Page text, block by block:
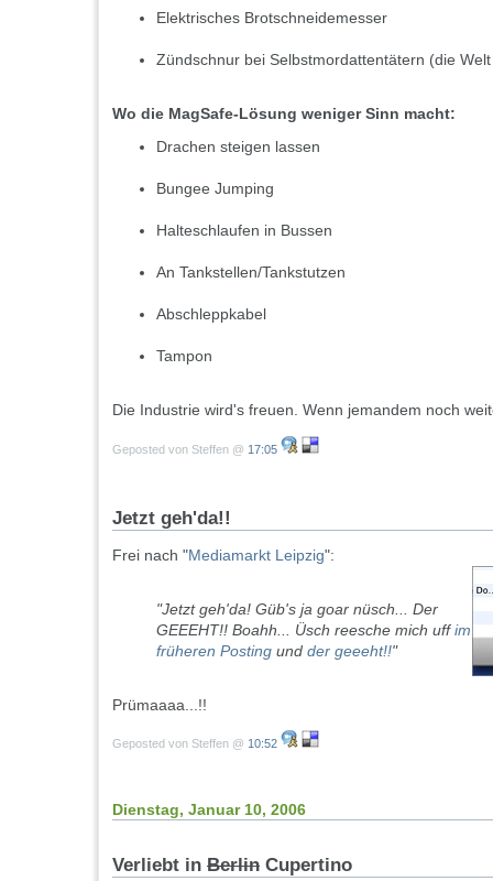
Elektrisches Brotschneidemesser
Zündschnur bei Selbstmordattentätern (die
Wo die MagSafe-Lösung weniger Sinn macht:
Drachen steigen lassen
Bungee Jumping
Halteschlaufen in Bussen
An Tankstellen/Tankstutzen
Abschleppkabel
Tampon
Die Industrie wird's freuen. Wenn jemandem noch
Geposted von Steffen @ 17:05
Jetzt geh'da!!
Frei nach "Mediamarkt Leipzig":
"Jetzt geh'da! Güb's ja goar nüsch... Der
GEEEHT!! Boahh... Üsch reesche mich uffim
früheren Posting und der geeeht!!"
Prümaaaa...!!
Geposted von Steffen @ 10:52
Dienstag, Januar 10, 2006
Verliebt in Berlin Cupertino